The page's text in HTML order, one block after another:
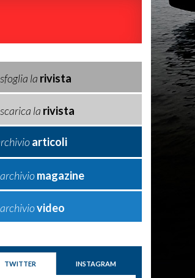
sfoglia la rivista
scarica la rivista
articoli
archiviomagazine
archiviovideo
TWITTER INSTAGRAM